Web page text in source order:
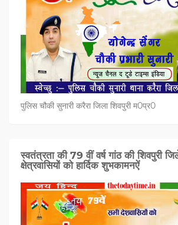
पुलिस चौकी सुनारी करैरा जिला शिवपुरी म0प्र0
स्वतंत्रता की 79 वीं वर्ष गांठ की शिवपुरी
क्षेत्रवासियों को हार्दिक शुभकामनऐं